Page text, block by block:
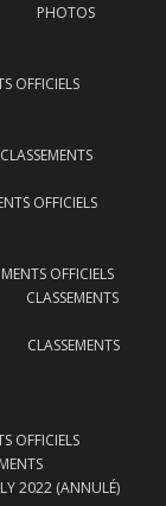
PHOTOS
OFFICIELS
CLASSEMENTS
OFFICIELS
OFFICIELS
CLASSEMENTS
CLASSEMENTS
OFFICIELS
2022 (ANNULÉ)